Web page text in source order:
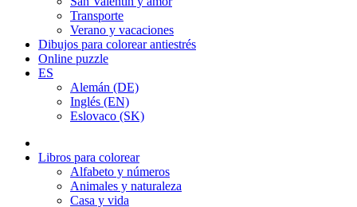
Transporte
Verano y vacaciones
Dibujos para colorear antiestrés
Online puzzle
ES
Alemán (DE)
Inglés (EN)
Eslovaco (SK)
Libros para colorear
Alfabeto y números
Animales y naturaleza
Casa y vida